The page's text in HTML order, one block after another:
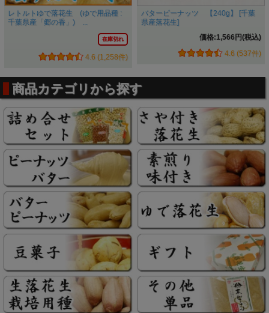
い。」
いいえ、そんなことはありません。
落花生を「本当に美味しい落花生」にするためには素材だけ
でなく煎り方もとても重要なんです。
しかしその最適な煎り時間は
鈴市商店では煎り具合を安定させるため焙煎中に落花生を真
っ二つに切断し、切断面の色と香りを判断して煎りあげてい
ます。
落花生のような小さい食品も内部が重要です。 内部を見る
ことによって煎り具合を自在に調整でき、 味と香りを最大限
引き出せます。
「老舗の技」などの曖昧な一言では済ませない。 「切断面
製法」という確かな製法が鈴市商店にはあります。
レトルトゆで落花生 (ゆで用品種 :
千葉県産「郷の香」) ...
在庫切れ
4.6 (1,258件)
バターピーナッツ 【240g】 [千葉
県産落花生]
価格:1,566円(税込)
4.6 (537件)
商品カテゴリから探す